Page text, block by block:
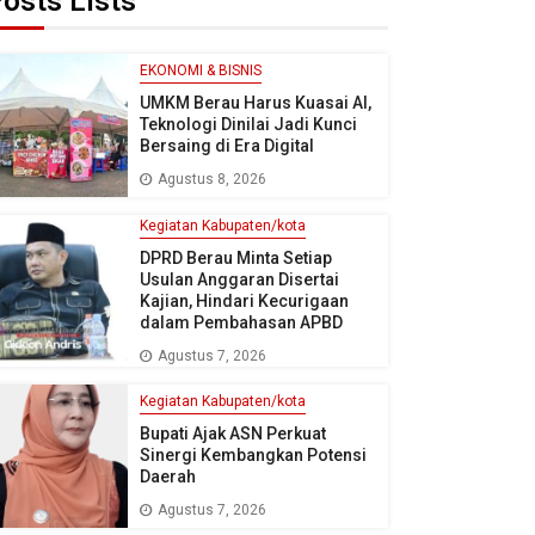
EKONOMI & BISNIS
UMKM Berau Harus Kuasai AI,
Teknologi Dinilai Jadi Kunci
Bersaing di Era Digital
Agustus 8, 2026
Kegiatan Kabupaten/kota
DPRD Berau Minta Setiap
Usulan Anggaran Disertai
Kajian, Hindari Kecurigaan
dalam Pembahasan APBD
Agustus 7, 2026
Kegiatan Kabupaten/kota
Bupati Ajak ASN Perkuat
Sinergi Kembangkan Potensi
Daerah
Agustus 7, 2026